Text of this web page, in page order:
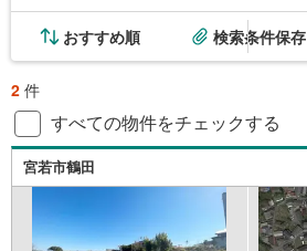
おすすめ順 検索条件保存
2 件
すべての物件をチェックする
宮若市鶴田